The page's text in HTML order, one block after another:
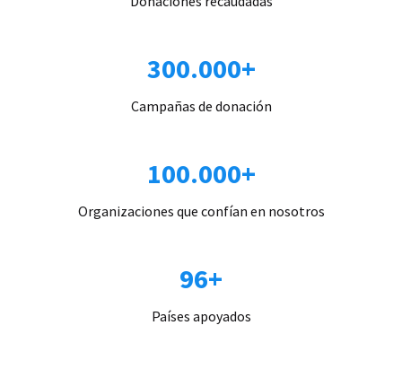
300.000+
Campañas de donación
100.000+
Organizaciones que confían en nosotros
96+
Países apoyados